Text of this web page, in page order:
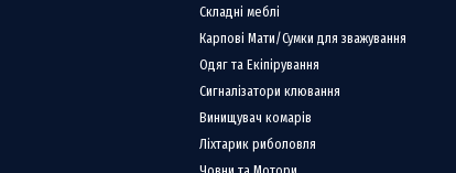
100% оригінальна продукція від німецького бренду
Великий вибір моделей з різними розмірами клинка та дизайном
Доступна ціна та офіційна гарантія
Купити ніж Boker фіксований – означає обрати надійність, перевірену
Складні меблі
Карпові Мати/Сумки для зважування
Одяг та Екіпірування
Сигналізатори клювання
Винищувач комарів
Ліхтарик риболовля